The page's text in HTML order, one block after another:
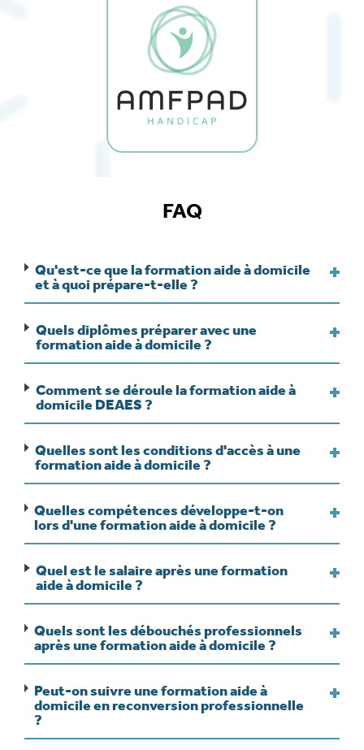
FAQ
Qu'est-ce que la formation aide à domicile
et à quoi prépare-t-elle ?
Quels diplômes préparer avec une
formation aide à domicile ?
Comment se déroule la formation aide à
domicile DEAES ?
Quelles sont les conditions d'accès à une
formation aide à domicile ?
Quelles compétences développe-t-on
lors d'une formation aide à domicile ?
Quel est le salaire après une formation
aide à domicile ?
Quels sont les débouchés professionnels
après une formation aide à domicile ?
Peut-on suivre une formation aide à
domicile en reconversion professionnelle
?